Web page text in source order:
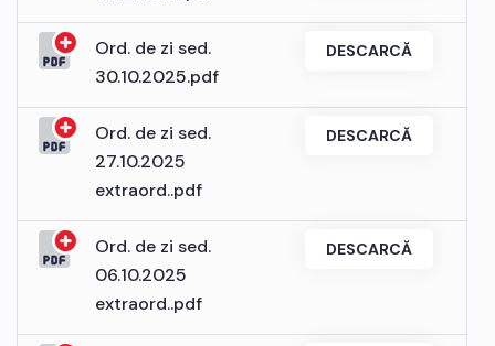
Ord. de zi sed.
30.10.2025.pdf
DESCARCĂ
Ord. de zi sed.
27.10.2025
extraord..pdf
DESCARCĂ
Ord. de zi sed.
06.10.2025
extraord..pdf
DESCARCĂ